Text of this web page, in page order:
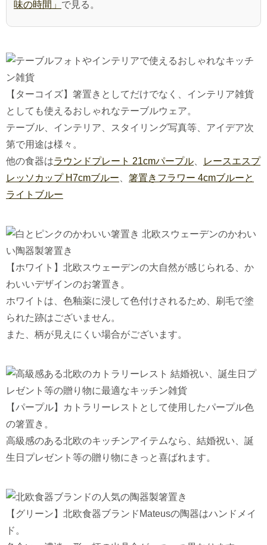
味の時間」 で見る。
【ターコイズ】箸置きとしてだけでなく、インテリア雑貨
としても使えるおしゃれなテーブルウェア。
テーブル、インテリア、スタイリング写真等、アイデア次
第で用途は様々。
他の食器はラウンドプレート 21cmパープル
レースエスプ
レッソカップ H7cmブルー
箸置きフラワー 4cmブルーと
ライトブルー
【ホワイト】北欧スウェーデンの大自然が感じられる、か
わいいデザインのお箸置き。
ホワイトは、色釉薬に浸して色付けされるため、刷毛で塗
られた跡はございません。
また、柄が見えにくい場合がございます。
【パープル】カトラリーレストとして使用したパープル色
の箸置き。
高級感のある北欧のキッチンアイテムなら、結婚祝い、誕
生日プレゼント等の贈り物にきっと喜ばれます。
【グリーン】北欧食器ブランドMateusの陶器はハンドメイ
ド。